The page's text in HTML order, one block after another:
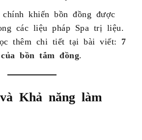
khiến bồn đồng được
các liệu pháp Spa trị liệu.
thêm chi tiết tại bài viết: 7
bồn tắm đồng
Khả năng làm